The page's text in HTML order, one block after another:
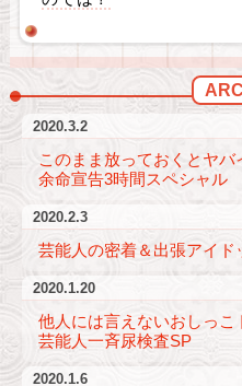
2020.3.2
このまま放っておくとヤ
余命宣告3時間スペシャル
2020.2.3
芸能人の密着＆出張アイド
2020.1.20
他人には言えないおしっこ
芸能人一斉尿検査SP
2020.1.6